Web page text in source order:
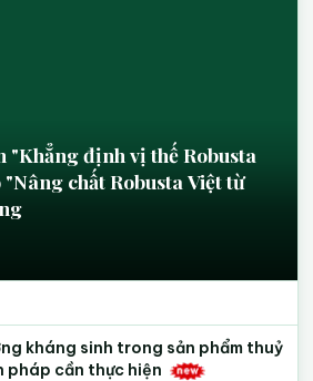
"Khẳng định vị thế Robusta
chất Robusta Việt từ
kháng sinh trong sản phẩm thuỷ
pháp cần thực hiện